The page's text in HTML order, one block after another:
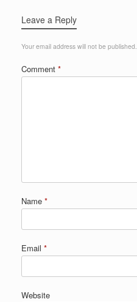
Leave a Reply
Your email address will not be published.
Comment *
Name *
Email *
Website